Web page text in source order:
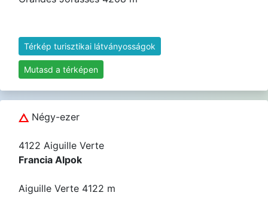
Térkép turisztikai látványosságok
Mutasd a térképen
Négy-ezer
4122 Aiguille Verte
Francia Alpok
Aiguille Verte 4122 m